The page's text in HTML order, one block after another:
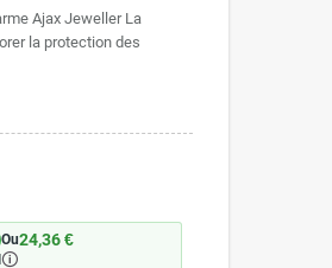
Ajax Jeweller La
la protection des
Ou24,36 €
🛈